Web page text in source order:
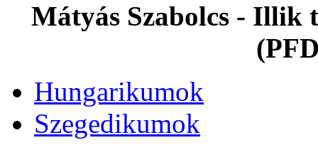
Mátyás Szabolcs - Illik
Hungarikumok
Szegedikumok